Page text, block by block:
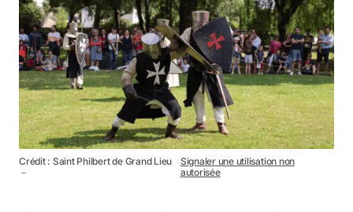
Crédit : Saint Philbert de Grand Lieu
－
Signaler une utilisation non
autorisée